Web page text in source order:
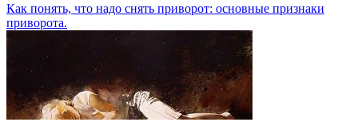
Как понять, что надо снять приворот: основные признаки
приворота.